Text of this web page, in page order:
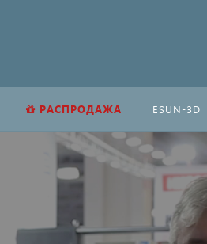
РАСПРОДАЖА ESUN-3D